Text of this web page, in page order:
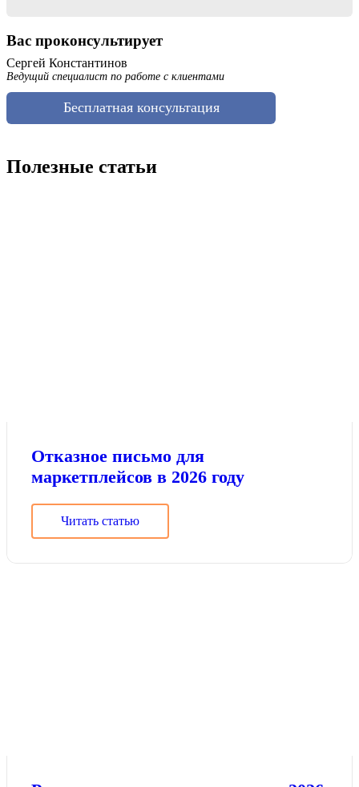
Вас проконсультирует
Сергей Константинов
Ведущий специалист по работе с клиентами
Бесплатная консультация
Полезные статьи
Отказное письмо для
маркетплейсов в 2026 году
Читать статью